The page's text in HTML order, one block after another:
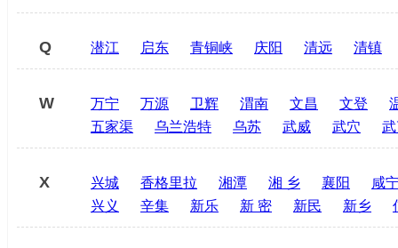
Q 潜江 启东 青铜峡 庆阳 清远 清镇
W 万宁 万源 卫辉 渭南 文昌 文登
五家渠
乌兰浩特 乌苏 武威 武穴
X 兴城 香格里拉 湘潭 湘 乡 襄阳
咸
兴义
辛集 新乐 新 密 新民 新乡